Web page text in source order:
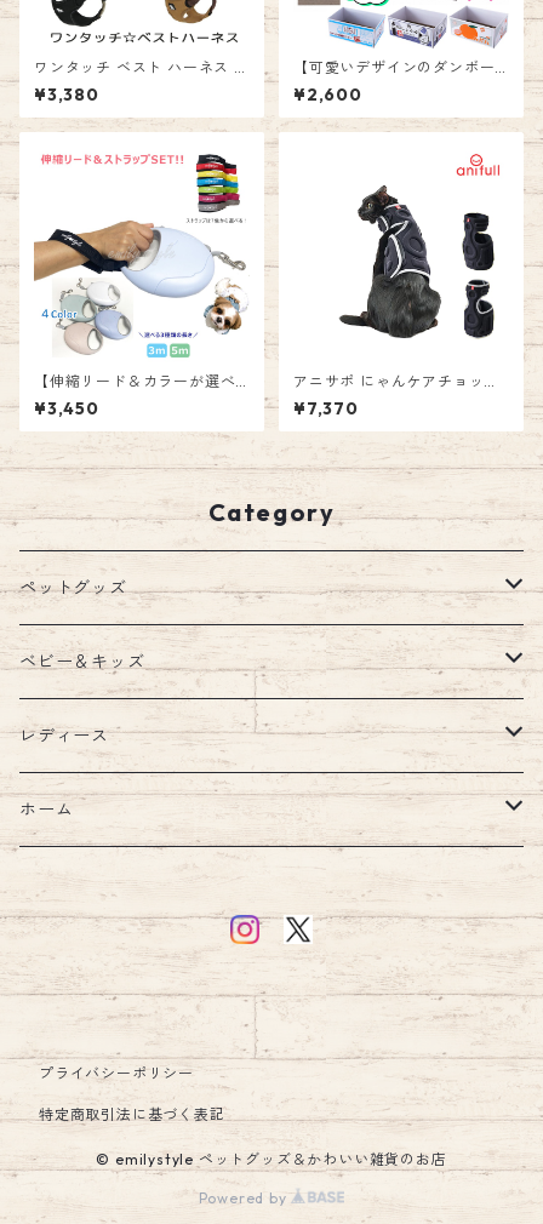
ワンタッチ ベスト ハーネス 胴
輪 犬 お散歩 TRUELOVE 3M反
射 ペット 柔らか素材 ナイロン
製 小型犬 中型犬 大型犬 ベス
スタイル emilystyle
¥3,380
【可愛いデザインのダンボー
ル爪とぎ♪爪とぎ交換ボード4
枚セット】猫爪とぎ ネコ ダン
ボール ネコハウス キャットハ
大きいサイズ 耐久性 エミリー
¥2,600
【伸縮リード＆カラーが選べ
るストラップセット】 3m 5m
ロングリード リールリード テ
ープタイプ 巻き取り 伸びるリ
ード 頑丈 自動巻き取り 大型犬
中型犬 小型犬 長い 長め お散
歩 お出かけ おしゃれ リーダー
ウォーク 愛犬 ペット 男の子
女の子 エミリースタイル emil
ystyle
¥3,450
アニサポ にゃんケアチョッキ
ブラック グレー 猫 爪切り ネ
コ つめ
¥7,370
Category
ペットグッズ
ウェア
ウェア
首輪
ハーネス・リード
ハーネスリードセット
ウォーターボトル
食器・フードボウル
シューズ・ソックス
マナーグッズ
エリザベスカラー
ベビー＆キッズ
キッズルーム
ブランケット
汗取りパッド・ガーゼ
お食事エプロン・ビブ・スタイ
アクセサリー
ウェア
レイングッズ
レディース
バッグ
ショルダー
アクセサリー
キーホルダー
ホーム
キッチン
インテリア
クッション・クッションカバー
ラグ
ルームシューズ・スリッパ
プライバシーポリシー
特定商取引法に基づく表記
© emilystyle ペットグッズ＆かわいい雑貨のお店
Powered by